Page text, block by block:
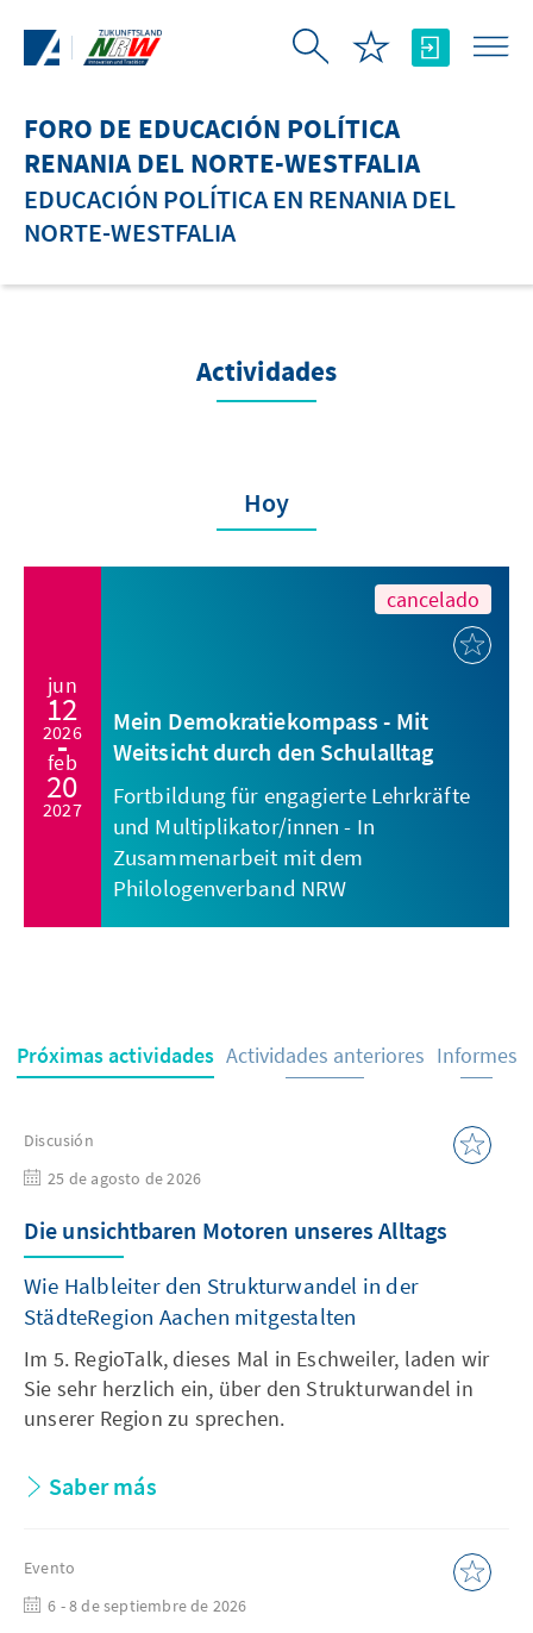
FORO DE EDUCACIÓN POLÍTICA
RENANIA DEL NORTE-WESTFALIA
EDUCACIÓN POLÍTICA EN RENANIA DEL
NORTE-WESTFALIA
Actividades
Hoy
jun
12
2026
feb
20
2027
cancelado
Mein Demokratiekompass - Mit
Weitsicht durch den Schulalltag
Fortbildung für engagierte Lehrkräfte
und Multiplikator/innen - In
Zusammenarbeit mit dem
Philologenverband NRW
Próximas actividades Actividades anteriores Informes
Discusión
25 de agosto de 2026
Die unsichtbaren Motoren unseres Alltags
Wie Halbleiter den Strukturwandel in der
StädteRegion Aachen mitgestalten
Im 5. RegioTalk, dieses Mal in Eschweiler, laden wir
Sie sehr herzlich ein, über den Strukturwandel in
unserer Region zu sprechen.
Saber más
Evento
6 - 8 de septiembre de 2026